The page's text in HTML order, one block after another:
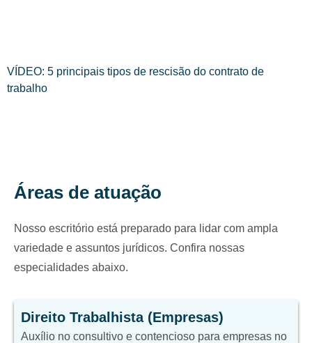
VÍDEO: 5 principais tipos de rescisão do contrato de
trabalho
Áreas de atuação
Nosso escritório está preparado para lidar com ampla
variedade e assuntos jurídicos. Confira nossas
especialidades abaixo.
Direito Trabalhista (Empresas)
Auxílio no consultivo e contencioso para empresas no